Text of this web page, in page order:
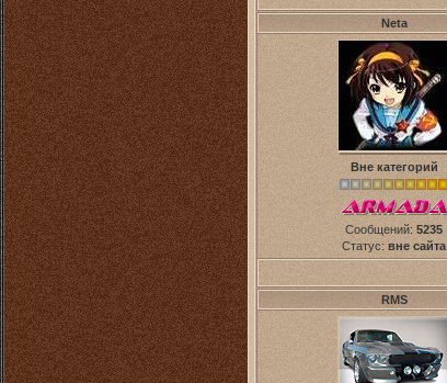
Neta
Вне категорий
Сообщений: 5235
Статус: вне сайта
RMS